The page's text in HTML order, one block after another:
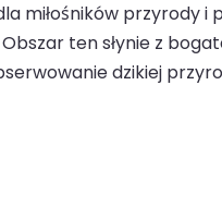
miłośników przyrody i
ten słynie z
dzikiej